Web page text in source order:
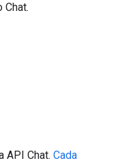
API Chat. Cada